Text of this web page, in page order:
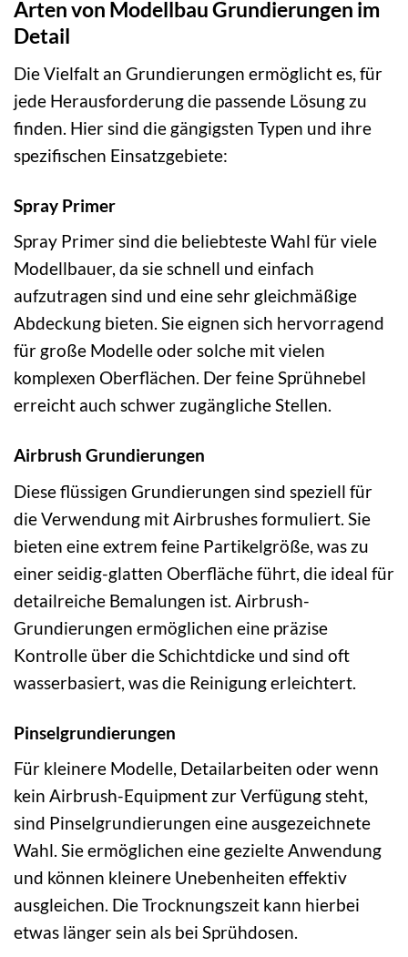
Arten von Modellbau Grundierungen im
Detail
Die Vielfalt an Grundierungen ermöglicht es, für
jede Herausforderung die passende Lösung zu
finden. Hier sind die gängigsten Typen und ihre
spezifischen Einsatzgebiete:
Spray Primer
Spray Primer sind die beliebteste Wahl für viele
Modellbauer, da sie schnell und einfach
aufzutragen sind und eine sehr gleichmäßige
Abdeckung bieten. Sie eignen sich hervorragend
für große Modelle oder solche mit vielen
komplexen Oberflächen. Der feine Sprühnebel
erreicht auch schwer zugängliche Stellen.
Airbrush Grundierungen
Diese flüssigen Grundierungen sind speziell für
die Verwendung mit Airbrushes formuliert. Sie
bieten eine extrem feine Partikelgröße, was zu
einer seidig-glatten Oberfläche führt, die ideal für
detailreiche Bemalungen ist. Airbrush-
Grundierungen ermöglichen eine präzise
Kontrolle über die Schichtdicke und sind oft
wasserbasiert, was die Reinigung erleichtert.
Pinselgrundierungen
Für kleinere Modelle, Detailarbeiten oder wenn
kein Airbrush-Equipment zur Verfügung steht,
sind Pinselgrundierungen eine ausgezeichnete
Wahl. Sie ermöglichen eine gezielte Anwendung
und können kleinere Unebenheiten effektiv
ausgleichen. Die Trocknungszeit kann hierbei
etwas länger sein als bei Sprühdosen.